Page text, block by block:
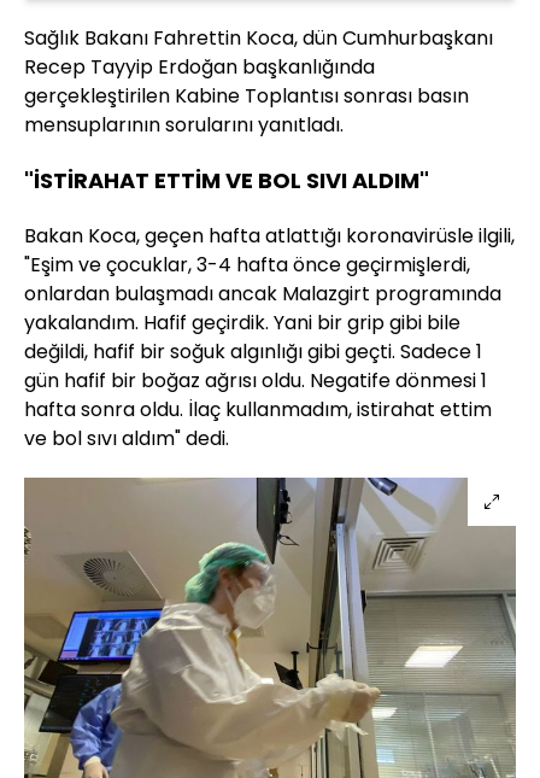
Sağlık Bakanı Fahrettin Koca, dün Cumhurbaşkanı
Recep Tayyip Erdoğan başkanlığında
gerçekleştirilen Kabine Toplantısı sonrası basın
mensuplarının sorularını yanıtladı.
"İSTİRAHAT ETTİM VE BOL SIVI ALDIM"
Bakan Koca, geçen hafta atlattığı koronavirüsle ilgili,
"Eşim ve çocuklar, 3-4 hafta önce geçirmişlerdi,
onlardan bulaşmadı ancak Malazgirt programında
yakalandım. Hafif geçirdik. Yani bir grip gibi bile
değildi, hafif bir soğuk algınlığı gibi geçti. Sadece 1
gün hafif bir boğaz ağrısı oldu. Negatife dönmesi 1
hafta sonra oldu. İlaç kullanmadım, istirahat ettim
ve bol sıvı aldım" dedi.